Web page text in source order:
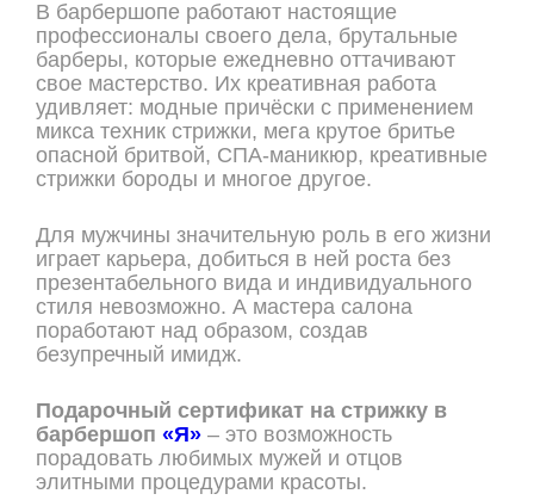
В барбершопе работают настоящие
профессионалы своего дела, брутальные
барберы, которые ежедневно оттачивают
свое мастерство. Их креативная работа
удивляет: модные причёски с применением
микса техник стрижки, мега крутое бритье
опасной бритвой, СПА-маникюр, креативные
стрижки бороды и многое другое.
Для мужчины значительную роль в его жизни
играет карьера, добиться в ней роста без
презентабельного вида и индивидуального
стиля невозможно. А мастера салона
поработают над образом, создав
безупречный имидж.
Подарочный сертификат на стрижку в
барбершоп «Я» – это возможность
порадовать любимых мужей и отцов
элитными процедурами красоты.